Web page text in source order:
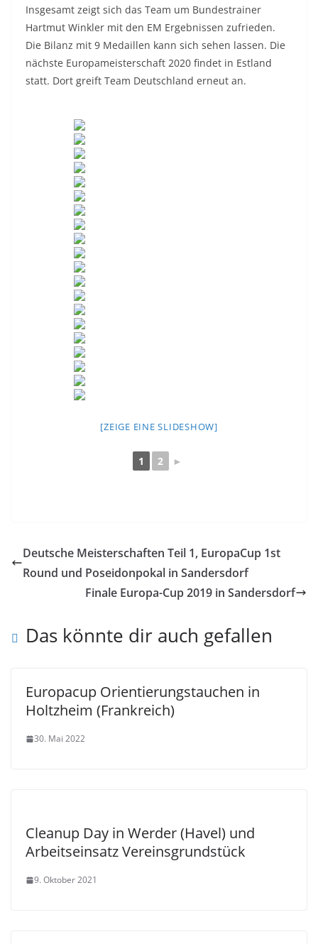
Insgesamt zeigt sich das Team um Bundestrainer
Hartmut Winkler mit den EM Ergebnissen zufrieden.
Die Bilanz mit 9 Medaillen kann sich sehen lassen. Die
nächste Europameisterschaft 2020 findet in Estland
statt. Dort greift Team Deutschland erneut an.
[ZEIGE EINE SLIDESHOW]
1 2 ►
Deutsche Meisterschaften Teil 1, EuropaCup 1st
Round und Poseidonpokal in Sandersdorf
Finale Europa-Cup 2019 in Sandersdorf
Das könnte dir auch gefallen
Europacup Orientierungstauchen in
Holtzheim (Frankreich)
30. Mai 2022
Cleanup Day in Werder (Havel) und
Arbeitseinsatz Vereinsgrundstück
9. Oktober 2021